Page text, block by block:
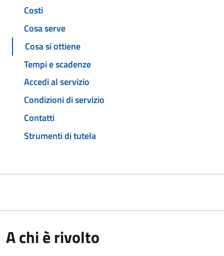
Costi
Cosa serve
Cosa si ottiene
Tempi e scadenze
Accedi al servizio
Condizioni di servizio
Contatti
Strumenti di tutela
A chi è rivolto